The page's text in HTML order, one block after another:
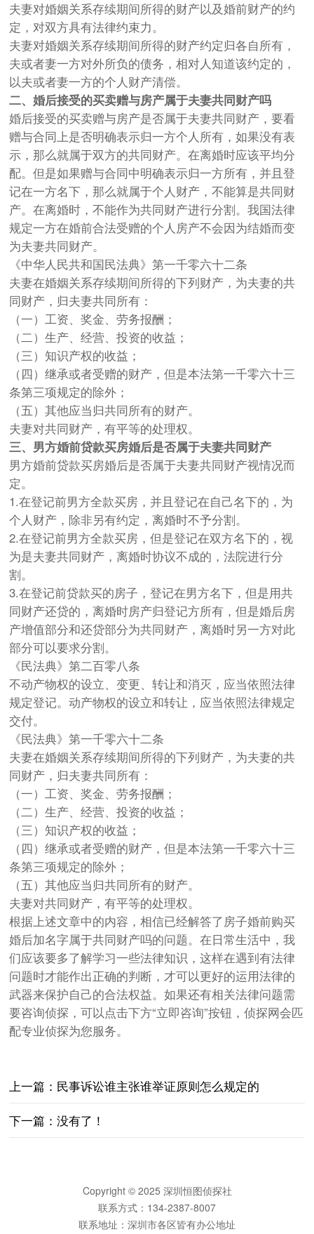
夫妻对婚姻关系存续期间所得的财产以及婚前财产的约
定，对双方具有法律约束力。
夫妻对婚姻关系存续期间所得的财产约定归各自所有，
夫或者妻一方对外所负的债务，相对人知道该约定的，
以夫或者妻一方的个人财产清偿。
二、婚后接受的买卖赠与房产属于夫妻共同财产吗
婚后接受的买卖赠与房产是否属于夫妻共同财产，要看
赠与合同上是否明确表示归一方个人所有，如果没有表
示，那么就属于双方的共同财产。在离婚时应该平均分
配。但是如果赠与合同中明确表示归一方所有，并且登
记在一方名下，那么就属于个人财产，不能算是共同财
产。在离婚时，不能作为共同财产进行分割。我国法律
规定一方在婚前合法受赠的个人房产不会因为结婚而变
为夫妻共同财产。
《中华人民共和国民法典》第一千零六十二条
夫妻在婚姻关系存续期间所得的下列财产，为夫妻的共
同财产，归夫妻共同所有：
（一）工资、奖金、劳务报酬；
（二）生产、经营、投资的收益；
（三）知识产权的收益；
（四）继承或者受赠的财产，但是本法第一千零六十三
条第三项规定的除外；
（五）其他应当归共同所有的财产。
夫妻对共同财产，有平等的处理权。
三、男方婚前贷款买房婚后是否属于夫妻共同财产
男方婚前贷款买房婚后是否属于夫妻共同财产视情况而
定。
1.在登记前男方全款买房，并且登记在自己名下的，为
个人财产，除非另有约定，离婚时不予分割。
2.在登记前男方全款买房，但是登记在双方名下的，视
为是夫妻共同财产，离婚时协议不成的，法院进行分
割。
3.在登记前贷款买的房子，登记在男方名下，但是用共
同财产还贷的，离婚时房产归登记方所有，但是婚后房
产增值部分和还贷部分为共同财产，离婚时另一方对此
部分可以要求分割。
《民法典》第二百零八条
不动产物权的设立、变更、转让和消灭，应当依照法律
规定登记。动产物权的设立和转让，应当依照法律规定
交付。
《民法典》第一千零六十二条
夫妻在婚姻关系存续期间所得的下列财产，为夫妻的共
同财产，归夫妻共同所有：
（一）工资、奖金、劳务报酬；
（二）生产、经营、投资的收益；
（三）知识产权的收益；
（四）继承或者受赠的财产，但是本法第一千零六十三
条第三项规定的除外；
（五）其他应当归共同所有的财产。
夫妻对共同财产，有平等的处理权。
根据上述文章中的内容，相信已经解答了房子婚前购买
婚后加名字属于共同财产吗的问题。在日常生活中，我
们应该要多了解学习一些法律知识，这样在遇到有法律
问题时才能作出正确的判断，才可以更好的运用法律的
武器来保护自己的合法权益。如果还有相关法律问题需
要咨询侦探，可以点击下方“立即咨询”按钮，侦探网会匹
配专业侦探为您服务。
上一篇： 民事诉讼谁主张谁举证原则怎么规定的
下一篇：没有了！
Copyright © 2025 深圳恒图侦探社
联系方式：134-2387-8007
联系地址：深圳市各区皆有办公地址